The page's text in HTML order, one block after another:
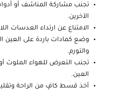
تجنب مشاركة المناشف أو
الآخرين.
الامتناع عن ارتداء العدسات
وضع كمادات باردة على العين
والتورم.
تجنب التعرض للهواء الملوث
العين.
أخذ قسط كافٍ من الراحة